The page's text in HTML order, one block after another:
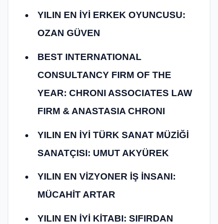
YILIN EN İYİ ERKEK OYUNCUSU:
OZAN GÜVEN
BEST INTERNATIONAL
CONSULTANCY FIRM OF THE
YEAR: CHRONI ASSOCIATES LAW
FIRM & ANASTASIA CHRONI
YILIN EN İYİ TÜRK SANAT MÜZİĞİ
SANATÇISI: UMUT AKYÜREK
YILIN EN VİZYONER İŞ İNSANI:
MÜCAHİT ARTAR
YILIN EN İYİ KİTABI: SIFIRDAN